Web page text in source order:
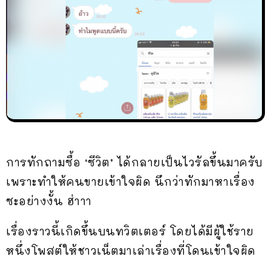
การทักถามซื้อ ‘ซีวิต’ ได้กลายเป็นไวรัลขึ้นมาครับ
เพราะทำให้คนขายเข้าใจผิด นึกว่าทักมาหาเรื่อง
ซะอย่างงั้น ฮ่าาา
เรื่องราวนี้เกิดขึ้นบนทวิตเตอร์ โดยได้มีผู้ใช้ราย
หนึ่งโพสต์ให้ชาวเน็ตมาเล่าเรื่องที่โดนเข้าใจผิด